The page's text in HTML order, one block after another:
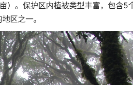
）。保护区内植被类型丰富，包含5
区之一。